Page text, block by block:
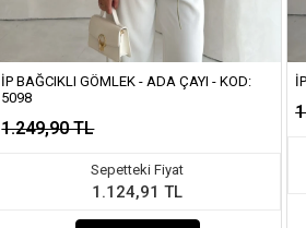
İP BAĞCIKLI GÖMLEK - ADA ÇAYI - KOD:
5098
1.249,90 TL
Sepetteki Fiyat
1.124,91 TL